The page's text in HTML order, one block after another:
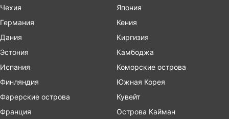
Чехия
Германия
Дания
Эстония
Испания
Финляндия
Фарерские острова
Франция
Япония
Кения
Киргизия
Камбоджа
Коморские острова
Южная Корея
Кувейт
Острова Кайман